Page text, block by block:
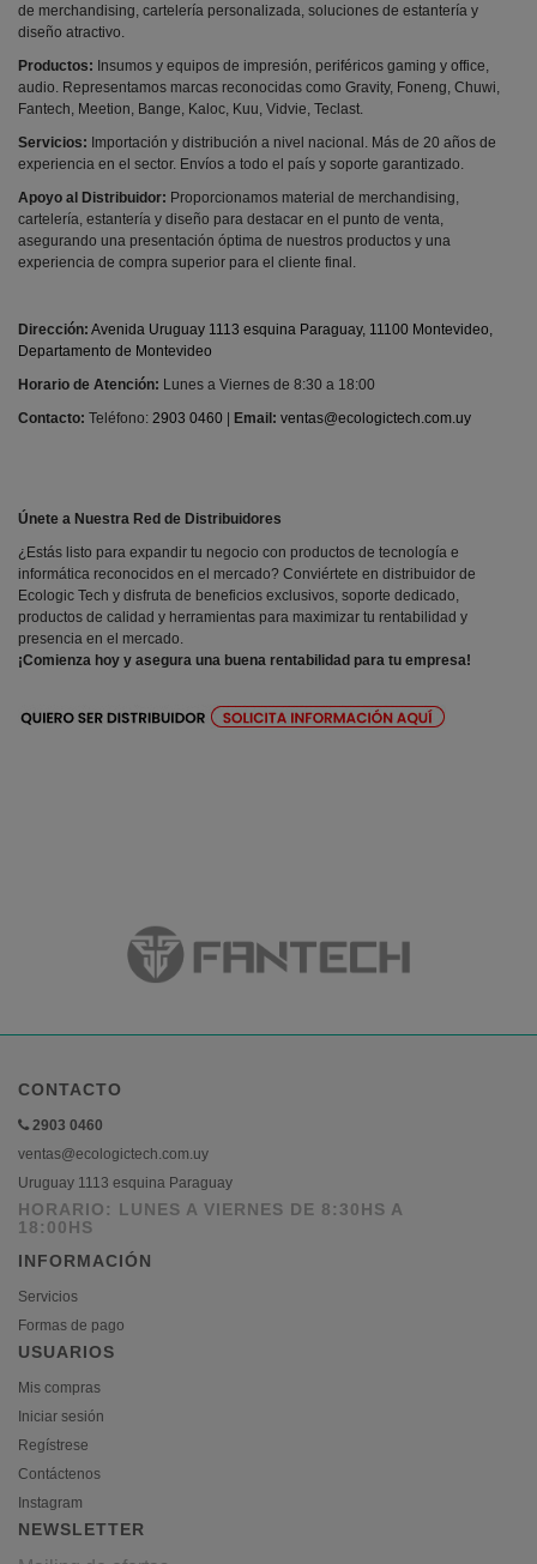
de merchandising, cartelería personalizada, soluciones de estantería y
diseño atractivo.
Productos: Insumos y equipos de impresión, periféricos gaming y office,
audio. Representamos marcas reconocidas como Gravity, Foneng, Chuwi,
Fantech, Meetion, Bange, Kaloc, Kuu, Vidvie, Teclast.
Servicios: Importación y distribución a nivel nacional. Más de 20 años de
experiencia en el sector. Envíos a todo el país y soporte garantizado.
Apoyo al Distribuidor: Proporcionamos material de merchandising,
cartelería, estantería y diseño para destacar en el punto de venta,
asegurando una presentación óptima de nuestros productos y una
experiencia de compra superior para el cliente final.
Dirección: Avenida Uruguay 1113 esquina Paraguay, 11100 Montevideo,
Departamento de Montevideo
Horario de Atención: Lunes a Viernes de 8:30 a 18:00
Contacto: Teléfono: 2903 0460 | Email: ventas@ecologictech.com.uy
Únete a Nuestra Red de Distribuidores
¿Estás listo para expandir tu negocio con productos de tecnología e
informática reconocidos en el mercado? Conviértete en distribuidor de
Ecologic Tech y disfruta de beneficios exclusivos, soporte dedicado,
productos de calidad y herramientas para maximizar tu rentabilidad y
presencia en el mercado.
¡Comienza hoy y asegura una buena rentabilidad para tu empresa!
CONTACTO
2903 0460
ventas@ecologictech.com.uy
Uruguay 1113 esquina Paraguay
HORARIO: LUNES A VIERNES DE 8:30HS A
18:00HS
INFORMACIÓN
Servicios
Formas de pago
USUARIOS
Mis compras
Iniciar sesión
Regístrese
Contáctenos
Instagram
NEWSLETTER